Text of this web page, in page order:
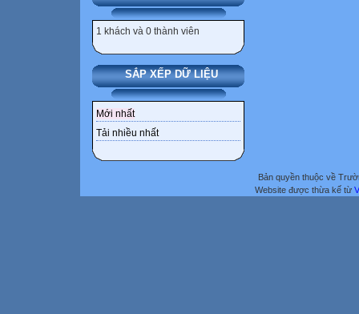
1 khách và 0 thành viên
SẮP XẾP DỮ LIỆU
Mới nhất
Tải nhiều nhất
Bản quyền thuộc về
Website được thừa kế từ